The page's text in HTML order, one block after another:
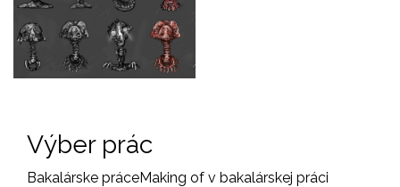
Výber prác
Bakalárske práceMaking of v bakalárskej práci